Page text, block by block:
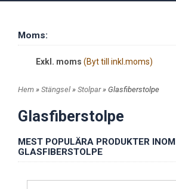
Moms:
Exkl. moms (Byt till inkl.moms)
Hem » Stängsel » Stolpar» Glasfiberstolpe
Glasfiberstolpe
MEST POPULÄRA PRODUKTER INOM
GLASFIBERSTOLPE